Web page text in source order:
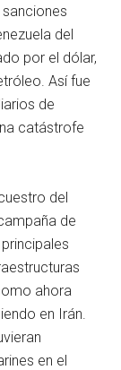
del
por el dólar,
Así fue
de
catástrofe
del
de
ahora
en Irán.
en el